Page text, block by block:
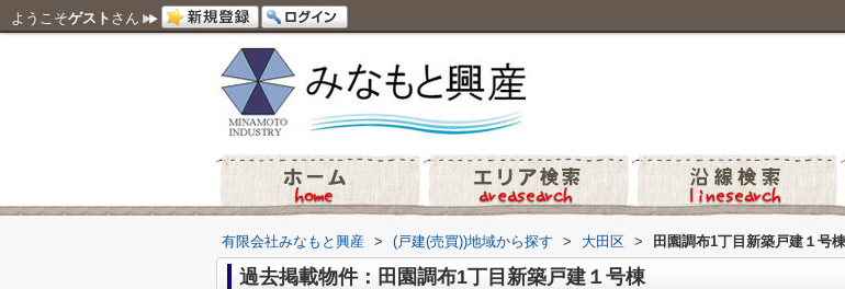
ようこそゲスト さん
有限会社みなもと興産 > (戸建(売買))地域から探す > 大田区 > 田園調布1丁目新築戸建１号棟
過去掲載物件：田園調布1丁目新築戸建１号棟